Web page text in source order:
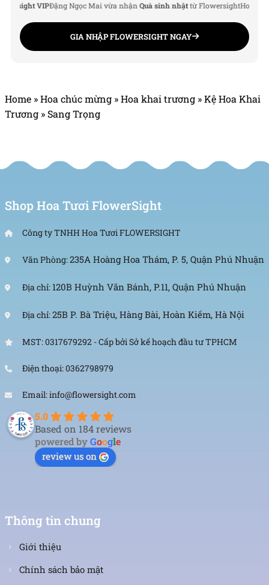
VIPĐặng Ngọc Mai vừa nhậnQuà sinh nhậttừ FlowersightHoàng Đức
GIA NHẬP FLOWERSIGHT NGAY
Home »Hoa chúc mừng »Hoa khai trương »Kệ Hoa Khai
Trương »Sang Trọng
Shop Hoa Tươi FlowerSight
Công ty TNHH Hoa Tươi FLOWERSIGHT
Văn Phòng:235A Hoàng Hoa Thám, P. 5, Quận Phú Nhuận
Địa chỉ: 120B Huỳnh Văn Bánh, P.11, Quận Phú Nhuận
Địa chỉ:25B P. Bà Triệu, Hàng Bài, Hoàn Kiếm, Hà Nội
MST: 0317679292 - Cấp bởi Sở kế hoạch đầu tư TPHCM
Điện thoại: 0362798979
Email: info@flowersight.com
5.0
Based on 184 reviews
powered byGoogle
review us on
Thông tin chung
Giới thiệu
Chính sách bảo mật